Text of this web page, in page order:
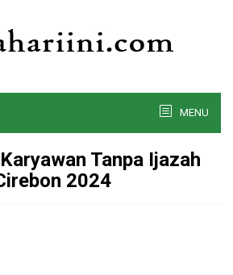
MENU
Tanpa Ijazah
2024